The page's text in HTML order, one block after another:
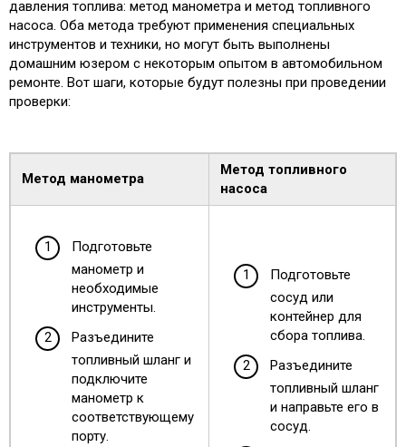
давления топлива: метод манометра и метод топливного
насоса. Оба метода требуют применения специальных
инструментов и техники, но могут быть выполнены
домашним юзером с некоторым опытом в автомобильном
ремонте. Вот шаги, которые будут полезны при проведении
проверки:
Метод манометра
Метод топливного
насоса
Подготовьте
манометр и
необходимые
инструменты.
Разъедините
топливный шланг и
подключите
манометр к
соответствующему
порту.
Подготовьте
сосуд или
контейнер для
сбора топлива.
Разъедините
топливный шланг
и направьте его в
сосуд.